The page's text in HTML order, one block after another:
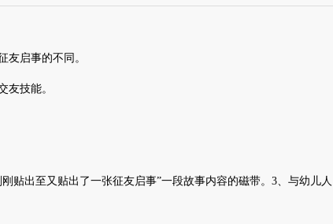
启事的不同。
技能。
出至又贴出了一张征友启事”一段故事内容的磁带。3、与幼儿人